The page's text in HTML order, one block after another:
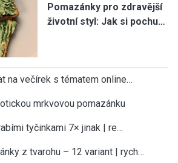
Pomazánky pro zdravější
životní styl: Jak si pochu…
na večírek s tématem online…
mrkvovou pomazánku
tyčinkami 7× jinak | re…
z tvarohu – 12 variant | rych…